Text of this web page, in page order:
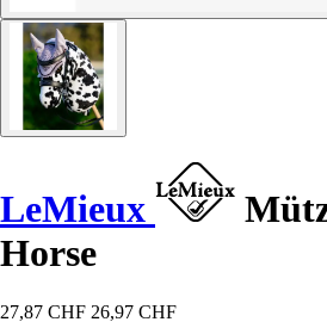
LeMieux
Horse
27,87 CHF 26,97 CHF